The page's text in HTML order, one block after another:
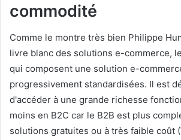
commodité
Comme le montre très bien Philippe
livre blanc des solutions e-commerce,
qui composent une solution e-
progressivement standardisées. Il est
d'accéder à une grande richesse
moins en B2C car le B2B est plus
solutions gratuites ou à très faible coût